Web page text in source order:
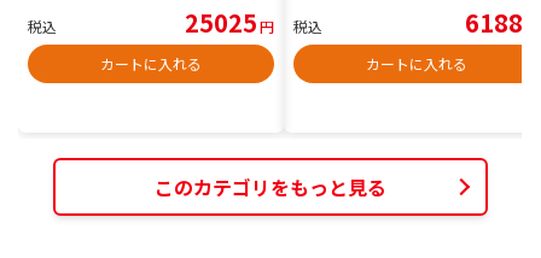
税込 25025円
カートに入れる
税込 6188
カートに入れる
このカテゴリをもっと見る